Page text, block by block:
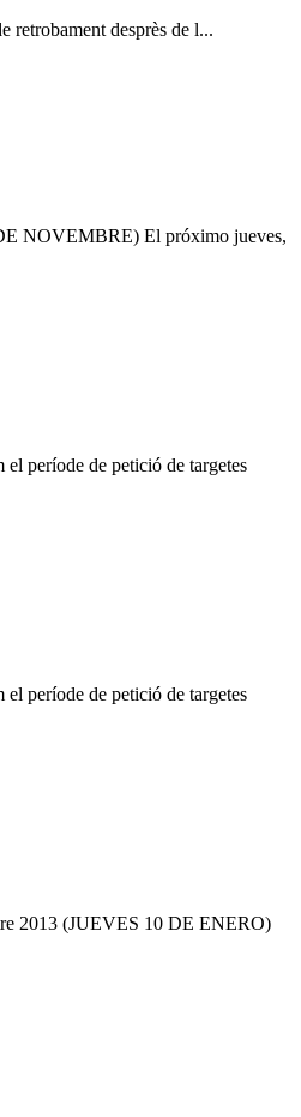
retrobament desprès de l...
NOVEMBRE) El próximo jueves,
període de petició de targetes
període de petició de targetes
2013 (JUEVES 10 DE ENERO)